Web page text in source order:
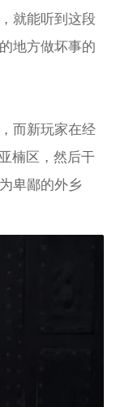
就能听到这段
地方做坏事的
而新玩家在经
楠区，然后干
卑鄙的外乡